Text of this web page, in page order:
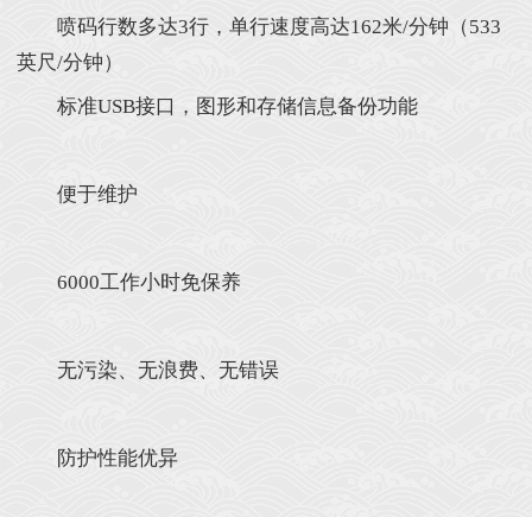
喷码行数多达3行，单行速度高达162米/分钟（533
英尺/分钟）
标准USB接口，图形和存储信息备份功能
便于维护
6000工作小时免保养
无污染、无浪费、无错误
防护性能优异